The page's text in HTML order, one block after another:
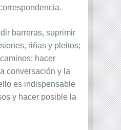
barreras, suprimir
riñas y pleitos;
hacer
conversación y la
es indispensable
y hacer posible la